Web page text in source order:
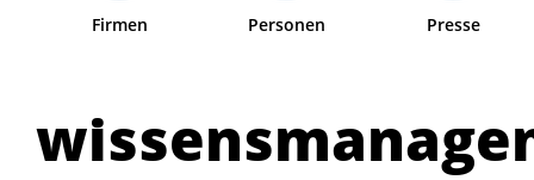
Firmen Personen Presse